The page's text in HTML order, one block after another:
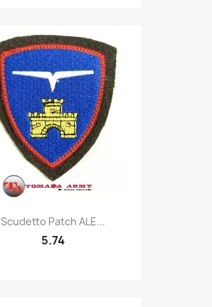
Quick view
Scudetto Patch ALE...
5.74